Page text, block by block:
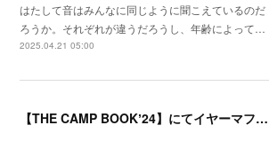
はたして音はみんなに同じように聞こえているのだ
ろうか。それぞれが違うだろうし、年齢によって…
2025.04.21 05:00
【THE CAMP BOOKʼ24】にてイヤーマフ・レンド・プログラムを実施いたしました。